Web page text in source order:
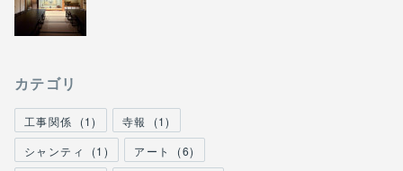
カテゴリ
工事関係 (1) 寺報 (1)
シャンティ
(1 ) アート (6)